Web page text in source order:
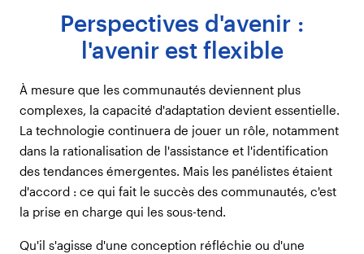
Perspectives d'avenir :
l'avenir est flexible
À mesure que les communautés deviennent plus
complexes, la capacité d'adaptation devient essentielle.
La technologie continuera de jouer un rôle, notamment
dans la rationalisation de l'assistance et l'identification
des tendances émergentes. Mais les panélistes étaient
d'accord : ce qui fait le succès des communautés, c'est
la prise en charge qui les sous-tend.
Qu'il s'agisse d'une conception réfléchie ou d'une